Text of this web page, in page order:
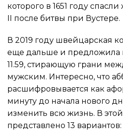
которого в 1651 году
II после битвы при Вустере.
В 2019 году швейцарская
еще дальше и предложила
11.59, стирающую грани
мужским. Интересно, что
расшифровывается как
минуту до начала нового
изменить всю жизнь. В
представлено 13 вариантов: